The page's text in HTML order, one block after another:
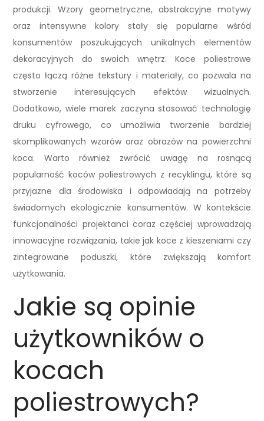
produkcji. Wzory geometryczne, abstrakcyjne motywy
oraz intensywne kolory stały się popularne wśród
konsumentów poszukujących unikalnych elementów
dekoracyjnych do swoich wnętrz. Koce poliestrowe
często łączą różne tekstury i materiały, co pozwala na
stworzenie interesujących efektów wizualnych.
Dodatkowo, wiele marek zaczyna stosować technologię
druku cyfrowego, co umożliwia tworzenie bardziej
skomplikowanych wzorów oraz obrazów na powierzchni
koca. Warto również zwrócić uwagę na rosnącą
popularność koców poliestrowych z recyklingu, które są
przyjazne dla środowiska i odpowiadają na potrzeby
świadomych ekologicznie konsumentów. W kontekście
funkcjonalności projektanci coraz częściej wprowadzają
innowacyjne rozwiązania, takie jak koce z kieszeniami czy
zintegrowane poduszki, które zwiększają komfort
użytkowania.
Jakie są opinie
użytkowników o
kocach
poliestrowych?